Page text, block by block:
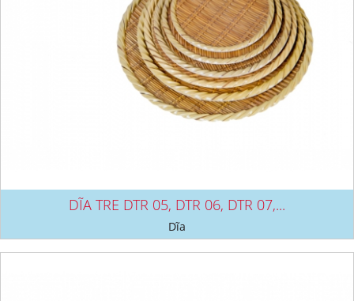
DĨA TRE DTR 05, DTR 06, DTR 07,...
Dĩa